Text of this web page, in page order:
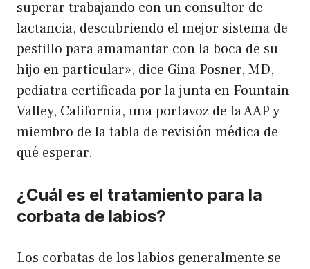
superar trabajando con un consultor de
lactancia, descubriendo el mejor sistema de
pestillo para amamantar con la boca de su
hijo en particular», dice Gina Posner, MD,
pediatra certificada por la junta en Fountain
Valley, California, una portavoz de la AAP y
miembro de la tabla de revisión médica de
qué esperar.
¿Cuál es el tratamiento para la
corbata de labios?
Los corbatas de los labios generalmente se